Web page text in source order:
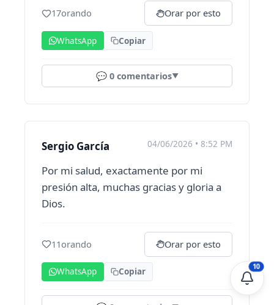
17orando Orar por esto
WhatsApp Copiar
💬 0comentarios▼
Sergio García 04/06/2026 • 8:52 PM
Por mi salud, exactamente por mi
presión alta, muchas gracias y gloria a
Dios.
11orando Orar por esto
WhatsApp Copiar 10